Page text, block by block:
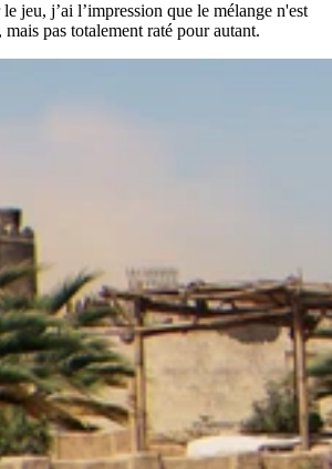
jeu, j’ai l’impression que le mélange n'est
mais pas totalement raté pour autant.